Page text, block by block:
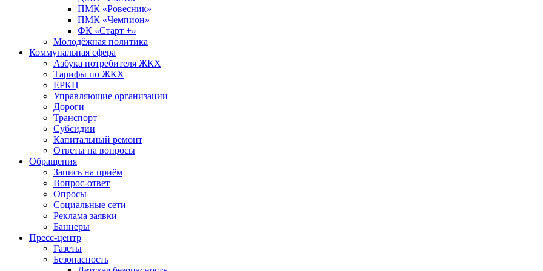
ПМК «Ровесник»
ПМК «Чемпион»
ФК «Старт +»
Молодёжная политика
Коммунальная сфера
Азбука потребителя ЖКХ
Тарифы по ЖКХ
ЕРКЦ
Управляющие организации
Дороги
Транспорт
Субсидии
Капитальный ремонт
Ответы на вопросы
Обращения
Запись на приём
Вопрос-ответ
Опросы
Социальные сети
Реклама заявки
Баннеры
Пресс-центр
Газеты
Безопасность